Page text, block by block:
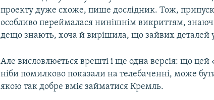
проекту дуже схоже, пише дослідник. Тож,
особливо переймалася нинішнім викриттям,
дещо знають, хоча й вирішила, що зайвих деталей
Але висловлюється врешті і ще одна версія: що
ніби помилково показали на телебаченні, може
якою так добре вміє займатися Кремль.